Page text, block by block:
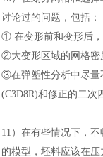
讨论过的问题，包括 ：
① 在变形前和变形后，
②大变形区域的网格密
③在弹塑性分析中尽量
(C3D8R)和修正的二次
11 ） 在有些情况下，
的模型，坯料应该在